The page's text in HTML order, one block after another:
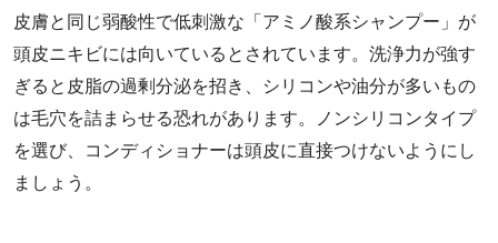
皮膚と同じ弱酸性で低刺激な「アミノ酸系シャンプー」が
頭皮ニキビには向いているとされています。洗浄力が強す
ぎると皮脂の過剰分泌を招き、シリコンや油分が多いもの
は毛穴を詰まらせる恐れがあります。ノンシリコンタイプ
を選び、コンディショナーは頭皮に直接つけないようにし
ましょう。